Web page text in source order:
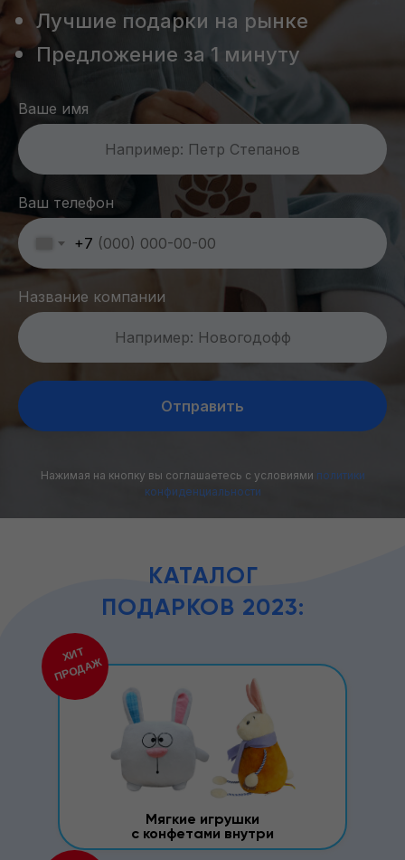
Лучшие подарки на рынке
Предложение за 1 минуту
Ваше имя
Например: Петр Степанов
Ваш телефон
+7
Название компании
Например: Новогодофф
Отправить
Нажимая на кнопку вы соглашаетесь с условиями политики
конфиденциальности
Мягкие игрушки
с конфетами внутри
ХИТ
ПРОДАЖ
КАТАЛОГ
ПОДАРКОВ 2023: